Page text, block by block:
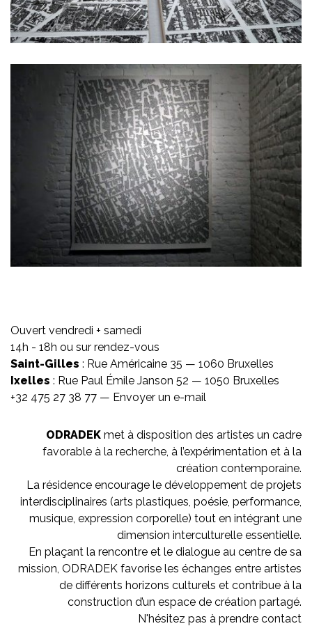
Ouvert vendredi + samedi
14h - 18h ou sur rendez-vous
Saint-Gilles : Rue Américaine 35 — 1060 Bruxelles
Ixelles : Rue Paul Émile Janson 52 — 1050 Bruxelles
+32 475 27 38 77 — Envoyer un e-mail
ODRADEK met à disposition des artistes un cadre
favorable à la recherche, à l’expérimentation et à la
création contemporaine.
La résidence encourage le développement de projets
interdisciplinaires (arts plastiques, poésie, performance,
musique, expression corporelle) tout en intégrant une
dimension interculturelle essentielle.
En plaçant la rencontre et le dialogue au centre de sa
mission, ODRADEK favorise les échanges entre artistes
de différents horizons culturels et contribue à la
construction d’un espace de création partagé.
N'hésitez pas à prendre contact